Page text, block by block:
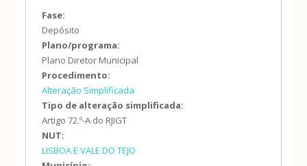
Fase:
Depósito
Plano/programa:
Plano Diretor Municipal
Procedimento:
Alteração Simplificada
Tipo de alteração simplificada:
Artigo 72.º-A do RJIGT
NUT:
LISBOA E VALE DO TEJO